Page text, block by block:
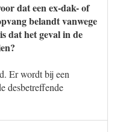
dat een ex-dak- of
belandt vanwege
dat het geval in de
Er wordt bij een
desbetreffende